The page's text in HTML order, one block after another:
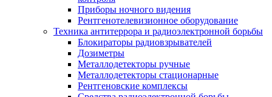
Приборы ночного видения
Рентгенотелевизионное оборудование
Техника антитеррора и радиоэлектронной борьбы
Блокираторы радиовзрывателей
Дозиметры
Металлодетекторы ручные
Металлодетекторы стационарные
Рентгеновские комплексы